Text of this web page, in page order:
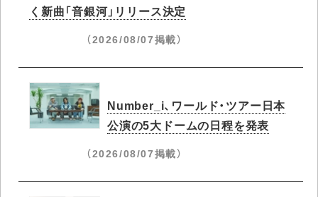
く新曲「音銀河」リリース決定
（2026/08/07掲載）
Number_i、ワールド・ツアー日本
公演の5大ドームの日程を発表
（2026/08/07掲載）